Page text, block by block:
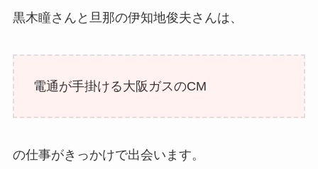
黒木瞳さんと旦那の伊知地俊夫さんは、
電通が手掛ける大阪ガスのCM
の仕事がきっかけで出会います。